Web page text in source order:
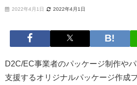
2022年4月1日 2022年4月1日
D2C/EC事業者のパッケージ制作や
支援するオリジナルパッケージ作成